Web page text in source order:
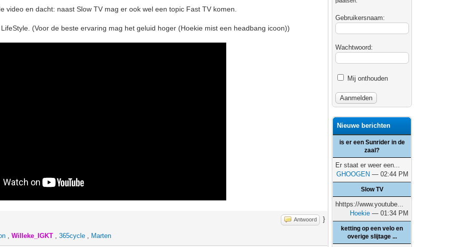
video en dacht: naast Slow TV mag er ook wel een topic Fast TV komen.
(Voor de beste ervaring mag het geluid hoger (Hoekie mist een headbang icoon))
Antwoord }
,Willeke_IGKT ,365cycle , Marten
Gebruikersnaam:
Wachtwoord:
Mij onthouden
Nieuwe berichten
is er een Sunrider in de
zaal?
Er staat er weer een...
GHOOGEN — 02:44 PM
Slow TV
hhttps://www.youtube...
Hoekie — 01:34 PM
ketting op een velo en
overige slijtage ...